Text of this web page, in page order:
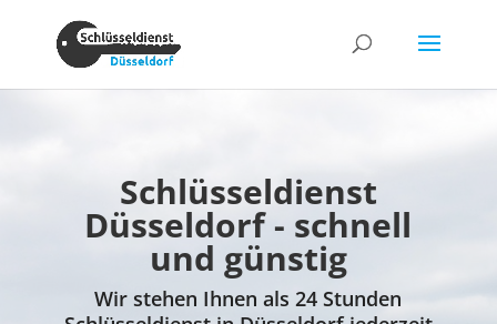
Schlüsseldienst
Düsseldorf - schnell
und günstig
Wir stehen Ihnen als 24 Stunden